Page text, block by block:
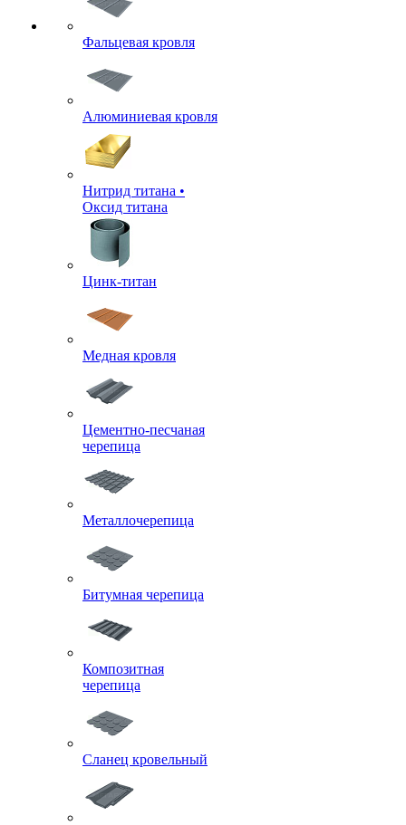
Фальцевая кровля
Алюминиевая кровля
Нитрид титана •
Оксид титана
Цинк-титан
Медная кровля
Цементно-песчаная
черепица
Металлочерепица
Битумная черепица
Композитная
черепица
Сланец кровельный